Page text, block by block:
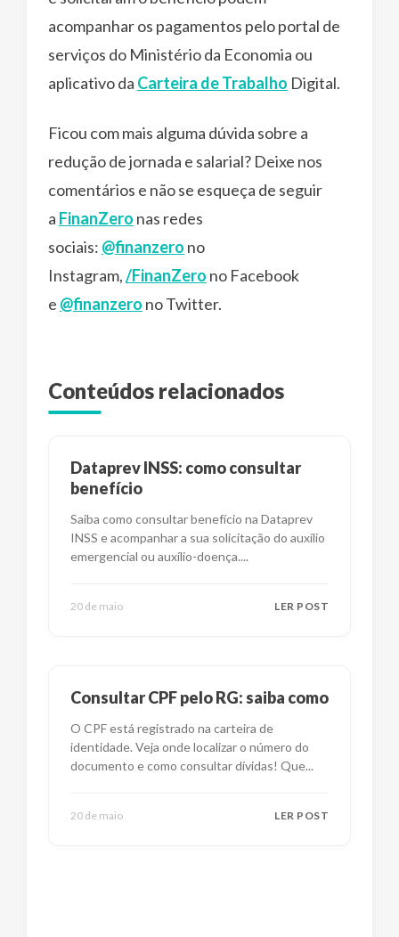
acompanhar os pagamentos pelo portal de
serviços do Ministério da Economia ou
aplicativo da Carteira de Trabalho Digital.
Ficou com mais alguma dúvida sobre a
redução de jornada e salarial? Deixe nos
comentários e não se esqueça de seguir
a FinanZero nas redes
sociais: @finanzero no
Instagram,/FinanZero no Facebook
e @finanzero no Twitter.
Conteúdos relacionados
Dataprev INSS: como consultar
benefício
Saiba como consultar benefício na Dataprev
INSS e acompanhar a sua solicitação do auxílio
emergencial ou auxílio-doença....
20 de maio LER POST
Consultar CPF pelo RG: saiba como
O CPF está registrado na carteira de
identidade. Veja onde localizar o número do
documento e como consultar dívidas! Que...
20 de maio LER POST